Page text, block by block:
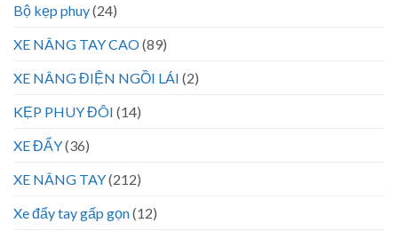
Bộ kẹp phuy(24)
XE NÂNG TAY CAO(89)
XE NÂNG ĐIỆN NGỒI LÁI (2)
KẸP PHUY ĐÔI (14)
XE ĐẨY(36)
XE NÂNG TAY(212)
Xe đẩy tay gấp gọn(12)